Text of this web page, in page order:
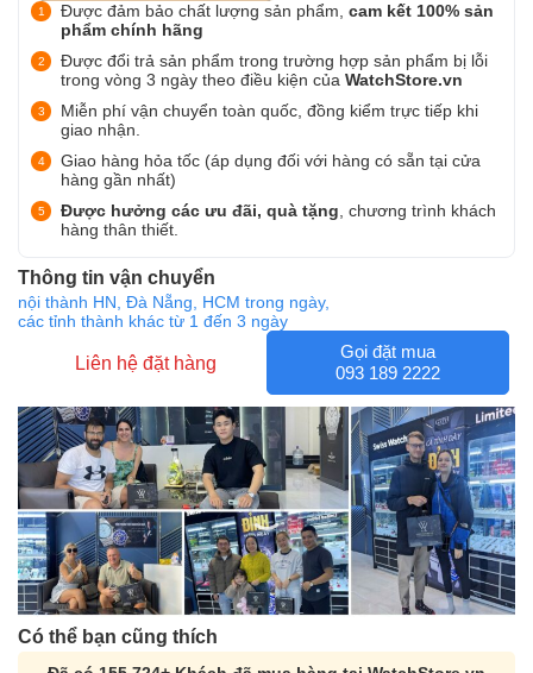
Được đảm bảo chất lượng sản phẩm, cam kết 100% sản
phẩm chính hãng
Được đổi trả sản phẩm trong trường hợp sản phẩm bị lỗi
trong vòng 3 ngày theo điều kiện của WatchStore.vn
Miễn phí vận chuyển toàn quốc, đồng kiểm trực tiếp khi
giao nhận.
Giao hàng hỏa tốc (áp dụng đối với hàng có sẵn tại cửa
hàng gần nhất)
Được hưởng các ưu đãi, quà tặng , chương trình khách
hàng thân thiết.
Thông tin vận chuyển
nội thành HN, Đà Nẵng, HCM trong ngày,
các tỉnh thành khác từ 1 đến 3 ngày
Liên hệ đặt hàng
Gọi đặt mua
093 189 2222
Có thể bạn cũng thích